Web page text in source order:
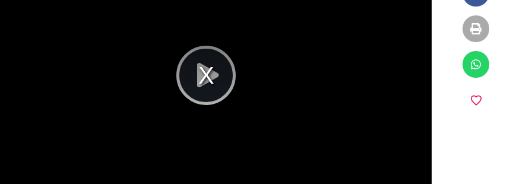
הדפסה
ווטסאפ
Play